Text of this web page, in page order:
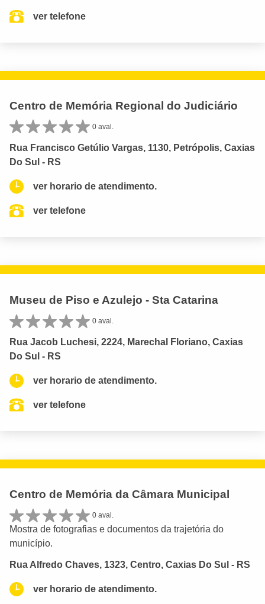
ver telefone
Centro de Memória Regional do Judiciário
0 aval.
Rua Francisco Getúlio Vargas, 1130, Petrópolis, Caxias
Do Sul - RS
ver horario de atendimento.
ver telefone
Museu de Piso e Azulejo - Sta Catarina
0 aval.
Rua Jacob Luchesi, 2224, Marechal Floriano, Caxias
Do Sul - RS
ver horario de atendimento.
ver telefone
Centro de Memória da Câmara Municipal
0 aval.
Mostra de fotografias e documentos da trajetória do
município.
Rua Alfredo Chaves, 1323, Centro, Caxias Do Sul - RS
ver horario de atendimento.